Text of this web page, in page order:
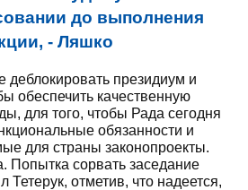
до выполнения
- Ляшко
президиум и
обеспечить качественную
для того, чтобы Рада сегодня
обязанности и
для страны законопроекты.
Попытка сорвать заседание
Тетерук, отметив, что надеется,